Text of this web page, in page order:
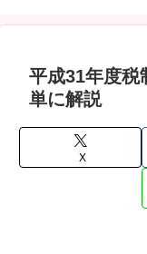
平成31年度税
単に解説
X